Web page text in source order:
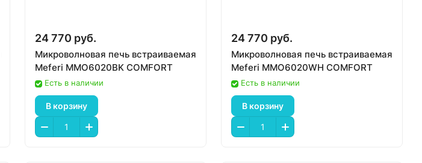
24 770 руб.
Микроволновая печь встраиваемая
Meferi MMO6020BK COMFORT
Есть в наличии
В корзину
24 770 руб.
Микроволновая печь встраиваемая
Meferi MMO6020WH COMFORT
Есть в наличии
В корзину